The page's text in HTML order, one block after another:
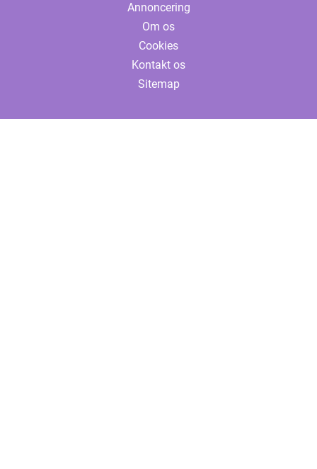
Annoncering
Om os
Cookies
Kontakt os
Sitemap